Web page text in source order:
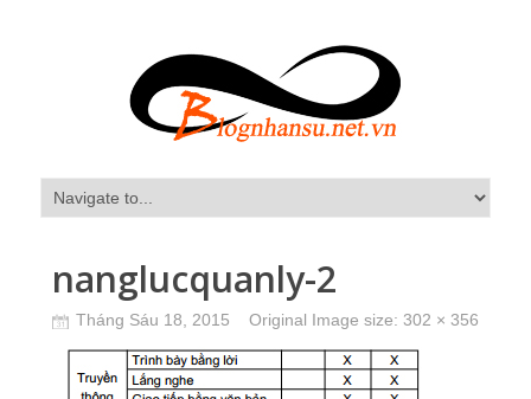
nanglucquanly-2
Tháng Sáu 18, 2015 Original Image size: 302 × 356